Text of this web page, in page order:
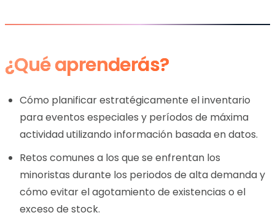
¿Qué aprenderás?
Cómo planificar estratégicamente el inventario
para eventos especiales y períodos de máxima
actividad utilizando información basada en datos.
Retos comunes a los que se enfrentan los
minoristas durante los periodos de alta demanda y
cómo evitar el agotamiento de existencias o el
exceso de stock.